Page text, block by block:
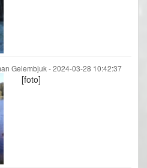
Gelembjuk -2024-03-28 10:42:37
[foto]